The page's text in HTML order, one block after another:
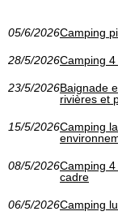
05/6/2026Camping
28/5/2026Camping
23/5/2026Baignade
rivières et
15/5/2026Camping
08/5/2026Camping
cadre
06/5/2026Camping